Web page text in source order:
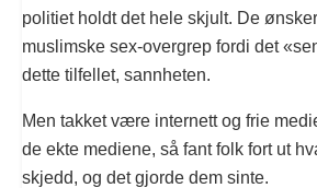
politiet holdt det hele skjult. De
muslimske sex-overgrep fordi det
dette tilfellet, sannheten.
Men takket være internett og frie
de ekte mediene, så fant folk fort ut
skjedd, og det gjorde dem sinte.